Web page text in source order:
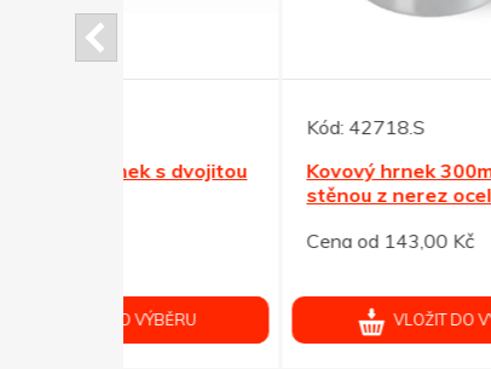
Kovový hrnek 300ml s dvojitou
stěnou z nerez oceli
Cena od 143,00 Kč
VLOŽIT DO VÝBĚRU